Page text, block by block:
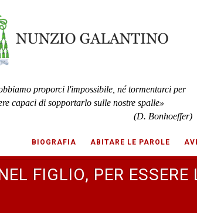
proporci l'impossibile, né tormentarci per
capaci di sopportarlo sulle nostre spalle»
(D. Bonhoeffer)
BIOGRAFIA ABITARE LE PAROLE
FIGLIO, PER ESSERE